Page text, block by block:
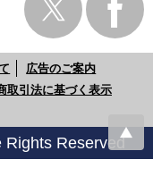
広告のご案内
取引法に基づく表示
Reserved